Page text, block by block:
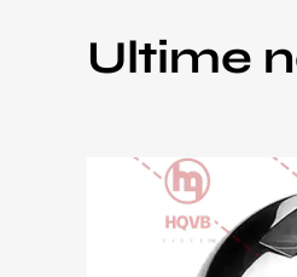
Ultime